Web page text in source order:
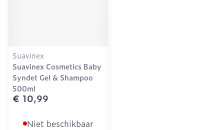
Suavinex
Suavinex Cosmetics Baby
Syndet Gel & Shampoo
500ml
€ 10,99
Niet beschikbaar